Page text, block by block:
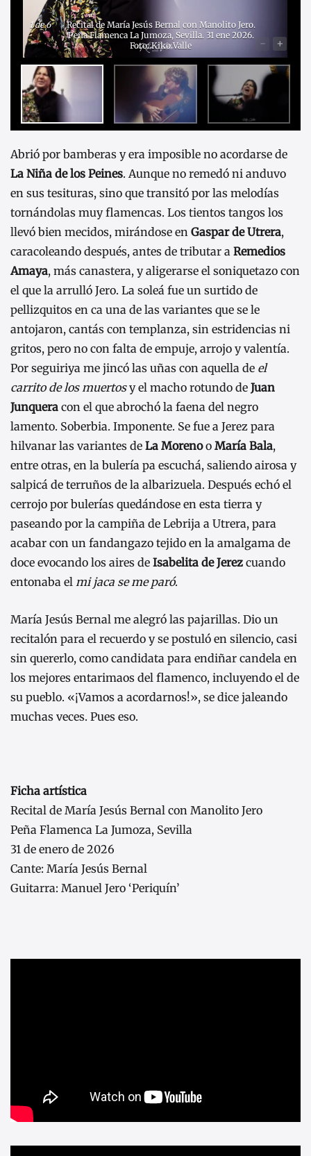
1de 6
Recital de María Jesús Bernal con Manolito Jero.
Peña Flamenca La Jumoza, Sevilla. 31 ene 2026.
Foto: Kiko Valle
- +
Abrió por bamberas y era imposible no acordarse de
La Niña de los Peines. Aunque no remedó ni anduvo
en sus tesituras, sino que transitó por las melodías
tornándolas muy flamencas. Los tientos tangos los
llevó bien mecidos, mirándose en Gaspar de Utrera,
caracoleando después, antes de tributar a Remedios
Amaya, más canastera, y aligerarse el soniquetazo con
el que la arrulló Jero. La soleá fue un surtido de
pellizquitos en ca una de las variantes que se le
antojaron, cantás con templanza, sin estridencias ni
gritos, pero no con falta de empuje, arrojo y valentía.
Por seguiriya me jincó las uñas con aquella de el
carrito de los muertosy el macho rotundo de Juan
Junquera con el que abrochó la faena del negro
lamento. Soberbia. Imponente. Se fue a Jerez para
hilvanar las variantes de La Morenoo María Bala,
entre otras, en la bulería pa escuchá, saliendo airosa y
salpicá de terruños de la albarizuela. Después echó el
cerrojo por bulerías quedándose en esta tierra y
paseando por la campiña de Lebrija a Utrera, para
acabar con un fandangazo tejido en la amalgama de
doce evocando los aires de Isabelita de Jerez cuando
entonaba el mi jaca se me paró.
María Jesús Bernal me alegró las pajarillas. Dio un
recitalón para el recuerdo y se postuló en silencio, casi
sin quererlo, como candidata para endiñar candela en
los mejores entarimaos del flamenco, incluyendo el de
su pueblo. «¡Vamos a acordarnos!», se dice jaleando
muchas veces. Pues eso.
Ficha artística
Recital de María Jesús Bernal con Manolito Jero
Peña Flamenca La Jumoza, Sevilla
31 de enero de 2026
Cante: María Jesús Bernal
Guitarra: Manuel Jero ‘Periquín’